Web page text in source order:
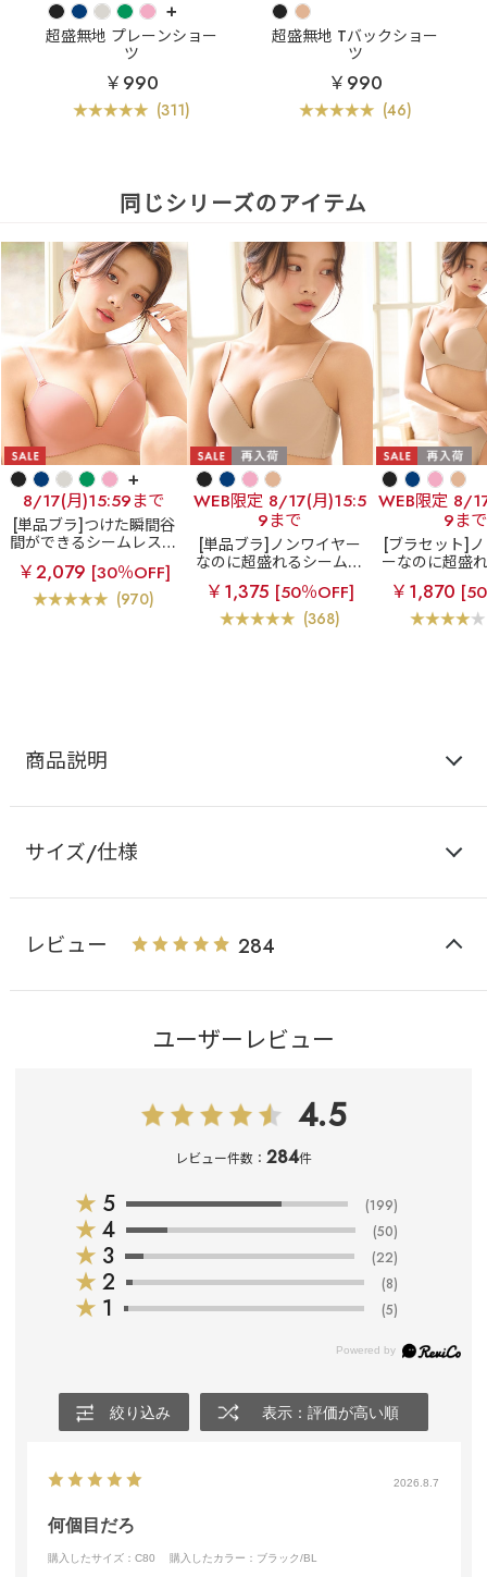
+
超盛無地 プレーンショー
ツ
￥990
(311)
超盛無地 Tバックショー
ツ
￥990
(46)
同じシリーズのアイテム
+
8/17(月)15:59まで
[単品ブラ]つけた瞬間谷
間ができるシームレスブ
ラ
超盛ブラ(R) シーム
レス 単品ブラジャー
￥2,079 [30％OFF]
(970)
WEB限定 8/17(月)15:5
9まで
[単品ブラ]ノンワイヤー
なのに超盛れるシームレ
スブラ
【WEB限定】ノ
ンワイヤー 超盛ブラ(R)
シームレス 単品ブラジャ
ー
￥1,375 [50％OFF]
(368)
WEB限定 8/
9まで
[ブラセット]
ーなのに超盛
レスブラ
【
ノンワイヤー
(R) シームレ
ー&ショ
￥1,870
商品説明
サイズ/仕様
レビュー 284
ユーザーレビュー
4.5
レビュー件数： 284件
★ 5 (199)
★ 4 (50)
★ 3 (22)
★ 2 (8)
★ 1 (5)
絞り込み 表示：評価が高い順
2026.8.7
何個目だろ
購入したサイズ：C80 購入したカラー：ブラック/BL